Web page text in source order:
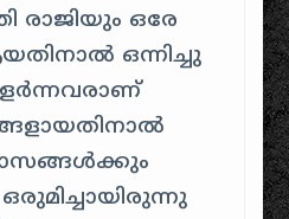
രാജിയും ഒരേ
ഒന്നിച്ചു